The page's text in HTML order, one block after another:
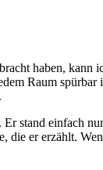
haben,
Raum​
stand einfach
er ‍erzählt.